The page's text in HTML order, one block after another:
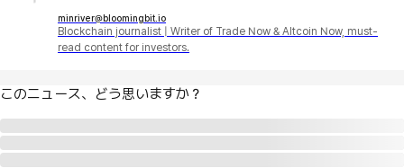
minriver@bloomingbit.io
Blockchain journalist | Writer of Trade Now & Altcoin Now, must-
read content for investors.
このニュース、どう思いますか？